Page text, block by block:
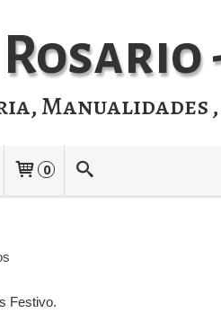
Manualidades
0
Festivo.